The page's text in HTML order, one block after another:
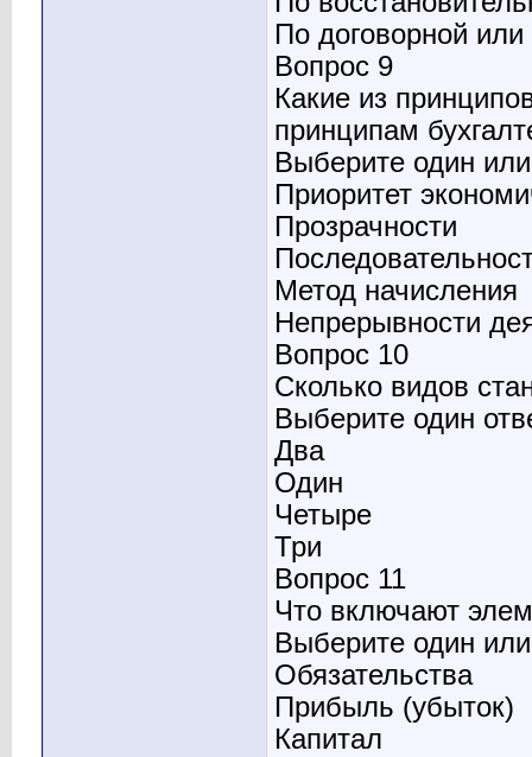
По договорной
Вопрос 9
Какие из
принципам
Выберите один
Приоритет
Прозрачности
Метод начисления
Непрерывности
Вопрос 10
Сколько видов
Выберите один
Два
Один
Четыре
Три
Вопрос 11
Что включают
Выберите один
Обязательства
Прибыль (убыток)
Капитал